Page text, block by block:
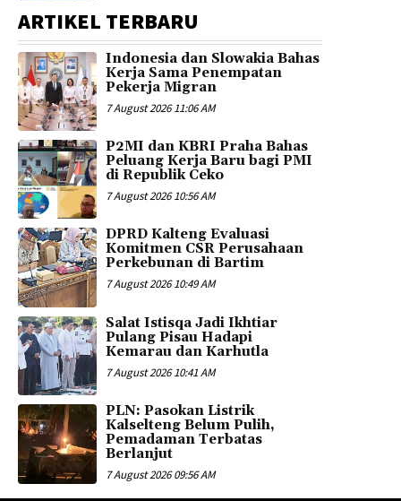
ARTIKEL TERBARU
Indonesia dan Slowakia Bahas
Kerja Sama Penempatan
Pekerja Migran
7 August 2026 11:06 AM
P2MI dan KBRI Praha Bahas
Peluang Kerja Baru bagi PMI
di Republik Ceko
7 August 2026 10:56 AM
DPRD Kalteng Evaluasi
Komitmen CSR Perusahaan
Perkebunan di Bartim
7 August 2026 10:49 AM
Salat Istisqa Jadi Ikhtiar
Pulang Pisau Hadapi
Kemarau dan Karhutla
7 August 2026 10:41 AM
PLN: Pasokan Listrik
Kalselteng Belum Pulih,
Pemadaman Terbatas
Berlanjut
7 August 2026 09:56 AM